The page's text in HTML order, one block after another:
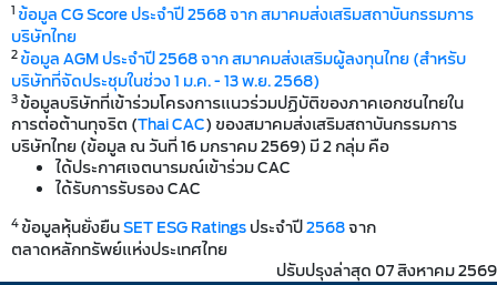
1 ข้อมูล CG Score ประจำปี 2568 จาก สมาคมส่งเสริมสถาบันกรรมการ
บริษัทไทย
2ข้อมูล AGM ประจำปี 2568 จาก สมาคมส่งเสริมผู้ลงทุนไทย (สำหรับ
บริษัทที่จัดประชุมในช่วง 1 ม.ค. - 13 พ.ย. 2568)
3ข้อมูลบริษัทที่เข้าร่วมโครงการแนวร่วมปฏิบัติของภาคเอกชนไทยใน
การต่อต้านทุจริต (Thai CAC) ของสมาคมส่งเสริมสถาบันกรรมการ
บริษัทไทย (ข้อมูล ณ วันที่ 16 มกราคม 2569) มี 2 กลุ่ม คือ
ได้ประกาศเจตนารมณ์เข้าร่วม CAC
ได้รับการรับรอง CAC
4ข้อมูลหุ้นยั่งยืนSET ESG Ratingsประจำปี2568จาก
ตลาดหลักทรัพย์แห่งประเทศไทย
ปรับปรุงล่าสุด 07 สิงหาคม 2569